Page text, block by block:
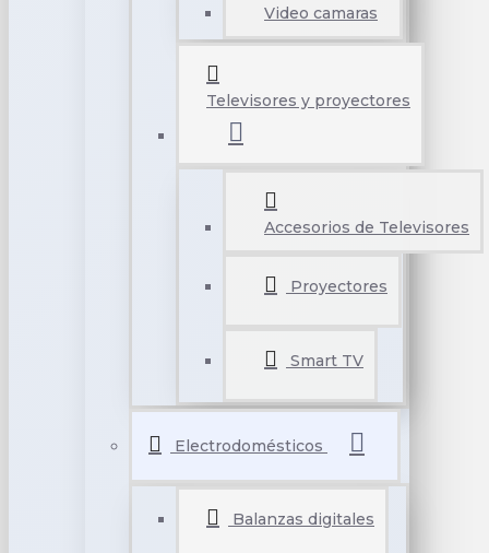
Video camaras
Televisores y proyectores
Accesorios de Televisores
Proyectores
Smart TV
Electrodomésticos
Balanzas digitales